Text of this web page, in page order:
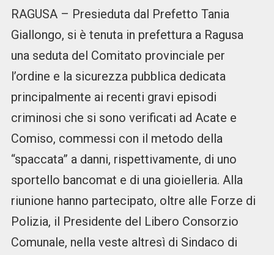
RAGUSA – Presieduta dal Prefetto Tania
Giallongo, si è tenuta in prefettura a Ragusa
una seduta del Comitato provinciale per
l’ordine e la sicurezza pubblica dedicata
principalmente ai recenti gravi episodi
criminosi che si sono verificati ad Acate e
Comiso, commessi con il metodo della
“spaccata” a danni, rispettivamente, di uno
sportello bancomat e di una gioielleria. Alla
riunione hanno partecipato, oltre alle Forze di
Polizia, il Presidente del Libero Consorzio
Comunale, nella veste altresì di Sindaco di